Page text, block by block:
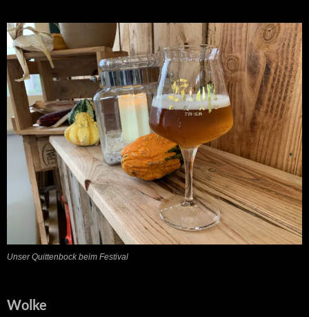
Unser Quittenbock beim Festival
Wolke